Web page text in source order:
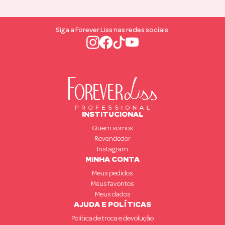
Siga a Forever Liss nas redes sociais:
INSTITUCIONAL
Quem somos
Revendedor
Instagram
MINHA CONTA
Meus pedidos
Meus favoritos
Meus dados
AJUDA E POLÍTICAS
Política de troca e devolução